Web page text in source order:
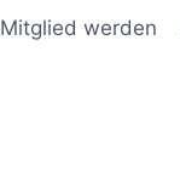
Mitglied werden